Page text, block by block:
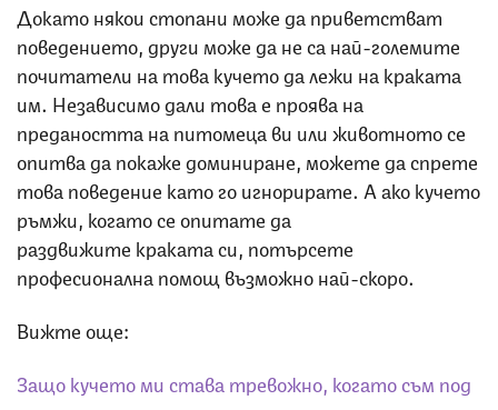
Докато някои стопани може да приветстват
поведението, други може да не са най-големите
почитатели на това кучето да лежи на краката
им. Независимо дали това е проява на
предаността на питомеца ви или животното се
опитва да покаже доминиране, можете да спрете
това поведение като го игнорирате. А ако кучето
ръмжи, когато се опитате да
раздвижите краката си, потърсете
професионална помощ възможно най-скоро.
Вижте още:
Защо кучето ми става тревожно, когато съм под